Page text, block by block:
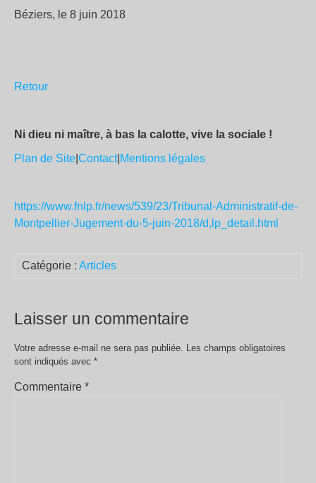
Béziers, le 8 juin 2018
Retour
Ni dieu ni maître, à bas la calotte, vive la sociale !
Plan de Site Contact| Mentions légales
https://www.fnlp.fr/news/539/23/Tribunal-Administratif-de-
Montpellier-Jugement-du-5-juin-2018/d,lp_detail.html
Catégorie : Articles
Laisser un commentaire
Votre adresse e-mail ne sera pas publiée. Les champs obligatoires
sont indiqués avec *
Commentaire *